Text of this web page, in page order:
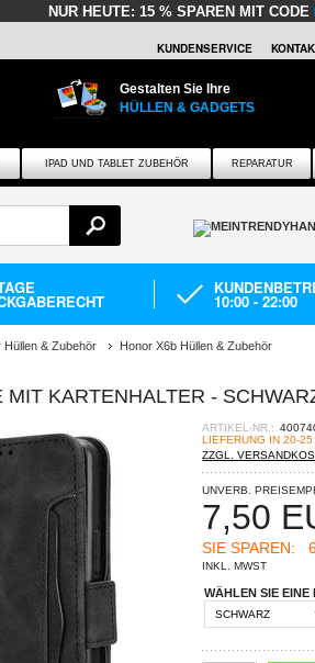
NUR HEUTE: 15 % SPAREN MIT CODE
KUNDENSERVICE
Gestalten Sie Ihre
HÜLLEN & GADGETS
IPAD UND TABLET ZUBEHÖR REPARATUR
10:00 - 22:00
Hüllen & Zubehör Honor X6b Hüllen & Zubehör
KARTENHALTER -
ARTIKEL-NR.:
LIEFERUNG IN 20-25
ZZGL.
UNVERB.
7,50
SIE SPAREN:
INKL. MWST
WÄHLEN SIE EINE